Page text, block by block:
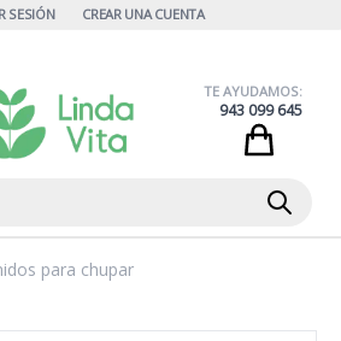
SESIÓN CREAR UNA CUENTA
Buscar
TE AYUDAMOS:
943 099 645
para chupar